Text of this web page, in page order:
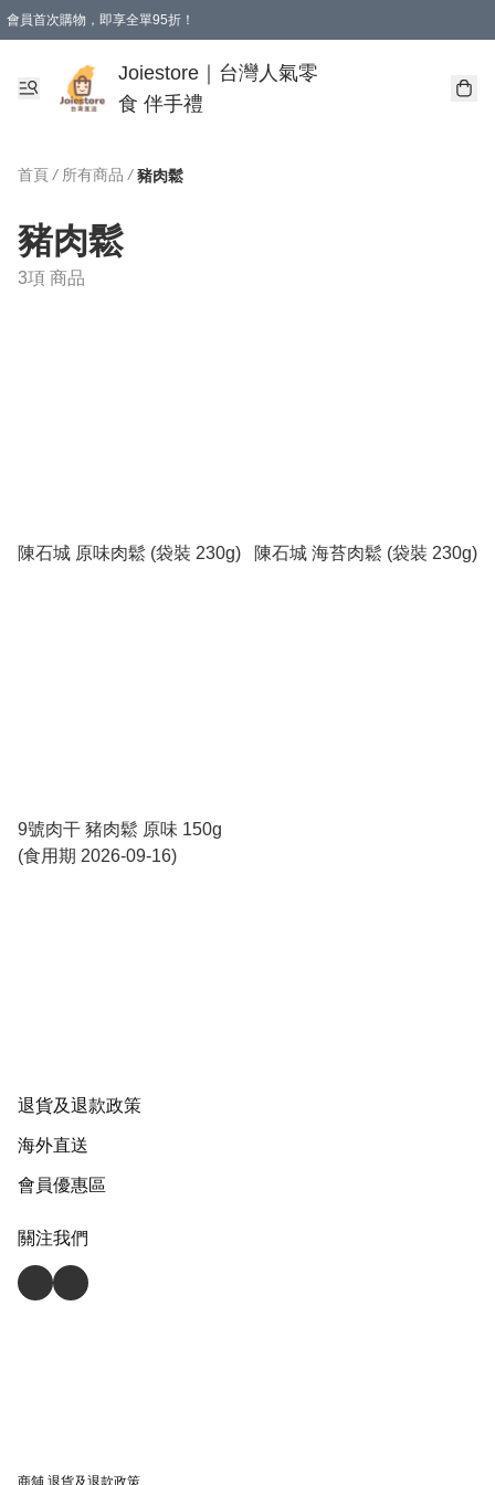
會員首次購物，即享全單95折！
購物滿 HKD 350.00即享免運費優惠！（適用於 本地送貨、本地取貨 )
Joiestore｜台灣人氣零
食 伴手禮
首頁 / 所有商品 / 豬肉鬆
豬肉鬆
3項 商品
陳石城 原味肉鬆 (袋裝 230g) 陳石城 海苔肉鬆 (袋裝 230g)
9號肉干 豬肉鬆 原味 150g
(食用期 2026-09-16)
退貨及退款政策
海外直送
會員優惠區
關注我們
商舖 退貨及退款政策